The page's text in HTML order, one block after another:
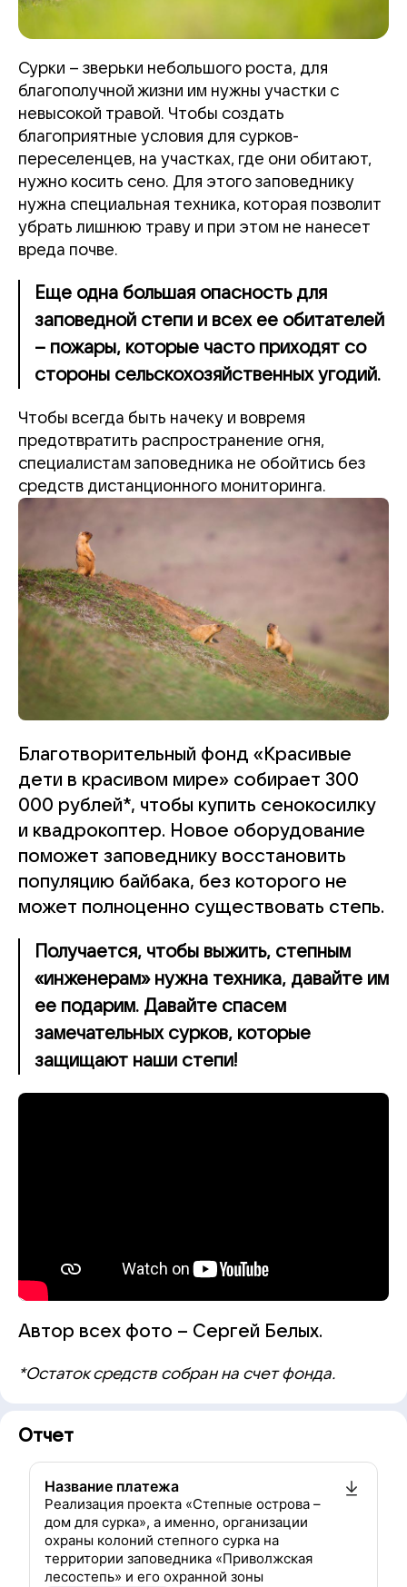
Сурки – зверьки небольшого роста, для
благополучной жизни им нужны участки с
невысокой травой. Чтобы создать
благоприятные условия для сурков-
переселенцев, на участках, где они обитают,
нужно косить сено. Для этого заповеднику
нужна специальная техника, которая позволит
убрать лишнюю траву и при этом не нанесет
вреда почве.
Еще одна большая опасность для
заповедной степи и всех ее обитателей
– пожары, которые часто приходят со
стороны сельскохозяйственных угодий.
Чтобы всегда быть начеку и вовремя
предотвратить распространение огня,
специалистам заповедника не обойтись без
средств дистанционного мониторинга.
Благотворительный фонд «Красивые
дети в красивом мире» собирает 300
000 рублей*, чтобы купить сенокосилку
и квадрокоптер. Новое оборудование
поможет заповеднику восстановить
популяцию байбака, без которого не
может полноценно существовать степь.
Получается, чтобы выжить, степным
«инженерам» нужна техника, давайте им
ее подарим. Давайте спасем
замечательных сурков, которые
защищают наши степи!
Автор всех фото – Сергей Белых.
*Остаток средств собран на счет фонда.
Отчет
Название платежа
Реализация проекта «Степные острова –
дом для сурка», а именно, организации
охраны колоний степного сурка на
территории заповедника «Приволжская
лесостепь» и его охранной зоны